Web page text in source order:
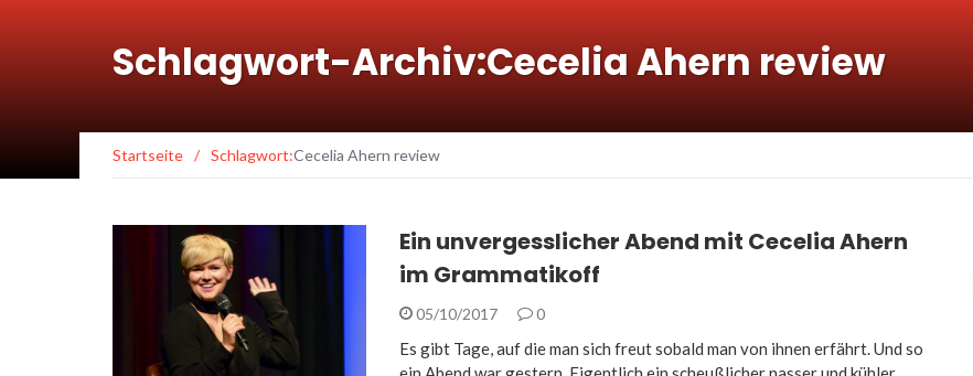
Schlagwort-Archiv:Cecelia Ahern review
Startseite / Schlagwort:Cecelia Ahern review
Ein unvergesslicher Abend mit Cecelia Ahern
im Grammatikoff
05/10/2017 0
Es gibt Tage, auf die man sich freut sobald man von ihnen erfährt. Und so